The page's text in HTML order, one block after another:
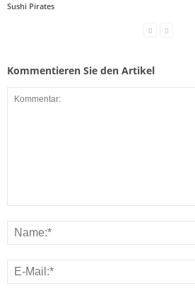
Sushi Pirates
Kommentieren Sie den Artikel